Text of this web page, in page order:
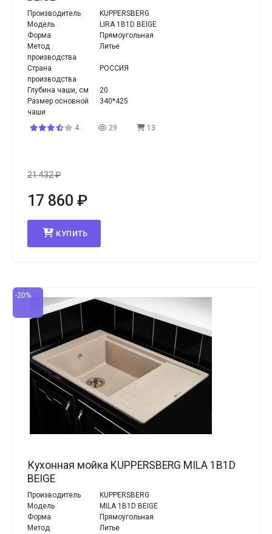
Производитель
KUPPERSBERG
Модель
LIRA 1B1D BEIGE
Форма
Прямоугольная
Метод
производства
Литье
Страна
производства
РОССИЯ
Глубина чаши, см
20
Размер основной
чаши
340*425
4 29 13
21 432₽
17 860 ₽
КУПИТЬ
-20%
Кухонная мойка KUPPERSBERG MILA 1B1D
BEIGE
Производитель
KUPPERSBERG
Модель
MILA 1B1D BEIGE
Форма
Прямоугольная
Метод
Литье